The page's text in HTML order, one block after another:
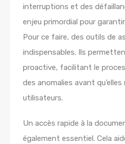
interruptions et des
enjeu primordial pour
Pour ce faire, des outils de
indispensables. Ils
proactive, facilitant le
des anomalies avant
utilisateurs.
Un accès rapide à la
également essentiel. Cela